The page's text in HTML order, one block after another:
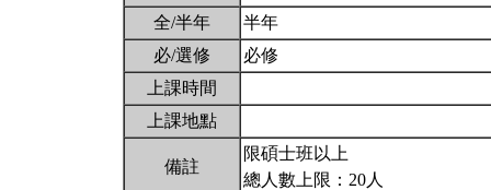
全/半年
半年
必/選修
必修
上課時間
上課地點
備註
限碩士班以上
總人數上限：20人